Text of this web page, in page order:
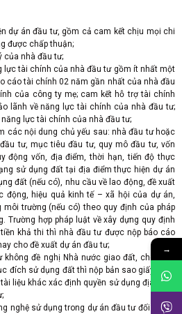
dự án đầu tư, gồm cả cam kết chịu mọi chi
được chấp thuận;
của nhà đầu tư;
lực tài chính của nhà đầu tư gồm ít nhất một
cáo tài chính 02 năm gần nhất của nhà đầu
của công ty mẹ; cam kết hỗ trợ tài chính
lãnh về năng lực tài chính của nhà đầu tư;
lực tài chính của nhà đầu tư;
các nội dung chủ yếu sau: nhà đầu tư hoặc
tư, mục tiêu đầu tư, quy mô đầu tư, vốn
động vốn, địa điểm, thời hạn, tiến độ thực
sử dụng đất tại địa điểm thực hiện dự án
đất (nếu có), nhu cầu về lao động, đề xuất
động, hiệu quả kinh tế – xã hội của dự án,
trường (nếu có) theo quy định của pháp
Trường hợp pháp luật về xây dựng quy định
khả thi thì nhà đầu tư được nộp báo cáo
cho đề xuất dự án đầu tư;
đề nghị Nhà nước giao đất, cho thuê
đích sử dụng đất thì nộp bản sao giấy tờ về
liệu khác xác định quyền sử dụng địa điểm
nghệ sử dụng trong dự án đầu tư đối với dự
→